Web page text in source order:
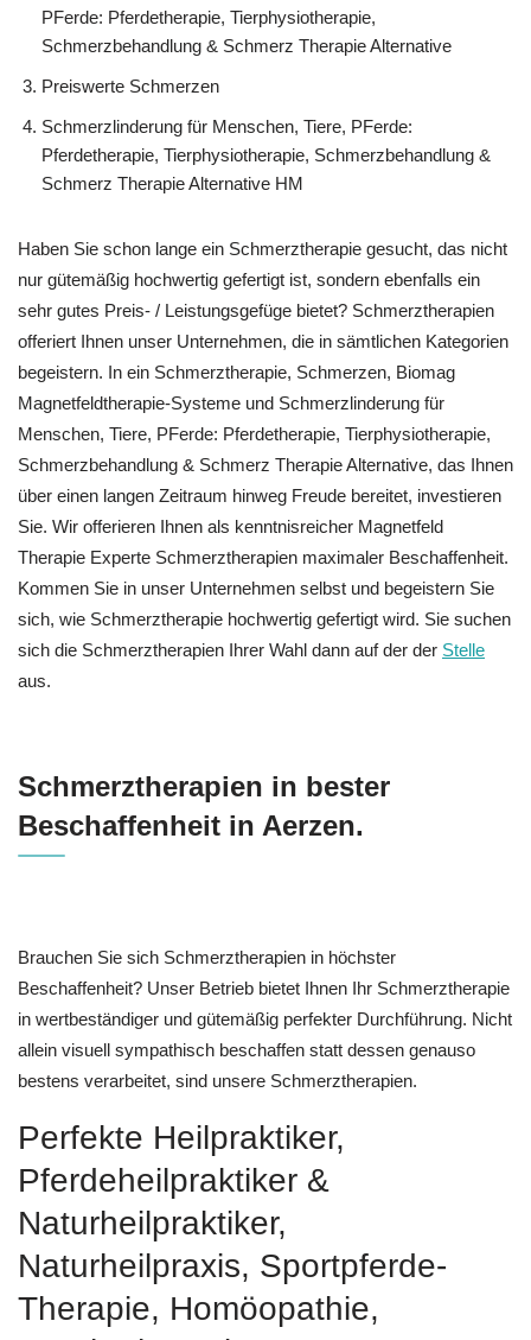
PFerde: Pferdetherapie, Tierphysiotherapie,
Schmerzbehandlung & Schmerz Therapie Alternative
Preiswerte Schmerzen
Schmerzlinderung für Menschen, Tiere, PFerde:
Pferdetherapie, Tierphysiotherapie, Schmerzbehandlung &
Schmerz Therapie Alternative HM
Haben Sie schon lange ein Schmerztherapie gesucht, das nicht
nur gütemäßig hochwertig gefertigt ist, sondern ebenfalls ein
sehr gutes Preis- / Leistungsgefüge bietet? Schmerztherapien
offeriert Ihnen unser Unternehmen, die in sämtlichen Kategorien
begeistern. In ein Schmerztherapie, Schmerzen, Biomag
Magnetfeldtherapie-Systeme und Schmerzlinderung für
Menschen, Tiere, PFerde: Pferdetherapie, Tierphysiotherapie,
Schmerzbehandlung & Schmerz Therapie Alternative, das Ihnen
über einen langen Zeitraum hinweg Freude bereitet, investieren
Sie. Wir offerieren Ihnen als kenntnisreicher Magnetfeld
Therapie Experte Schmerztherapien maximaler Beschaffenheit.
Kommen Sie in unser Unternehmen selbst und begeistern Sie
sich, wie Schmerztherapie hochwertig gefertigt wird. Sie suchen
sich die Schmerztherapien Ihrer Wahl dann auf der der Stelle
aus.
Schmerztherapien in bester
Beschaffenheit in Aerzen.
Brauchen Sie sich Schmerztherapien in höchster
Beschaffenheit? Unser Betrieb bietet Ihnen Ihr Schmerztherapie
in wertbeständiger und gütemäßig perfekter Durchführung. Nicht
allein visuell sympathisch beschaffen statt dessen genauso
bestens verarbeitet, sind unsere Schmerztherapien.
Perfekte Heilpraktiker,
Pferdeheilpraktiker &
Naturheilpraktiker,
Naturheilpraxis, Sportpferde-
Therapie, ‎Homöopathie,